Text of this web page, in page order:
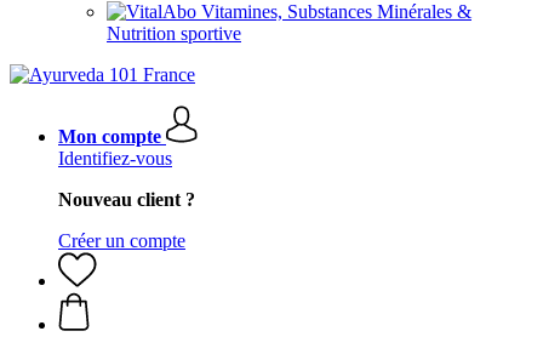
Vitamines, Substances Minérales &
Nutrition sportive
Mon compte
Identifiez-vous
Nouveau client ?
Créer un compte